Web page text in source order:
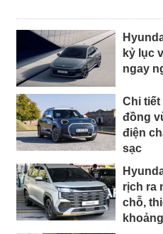
kỷ lục
ngay
Chi tiết
đồng
điện
sạc
rịch ra
chỗ,